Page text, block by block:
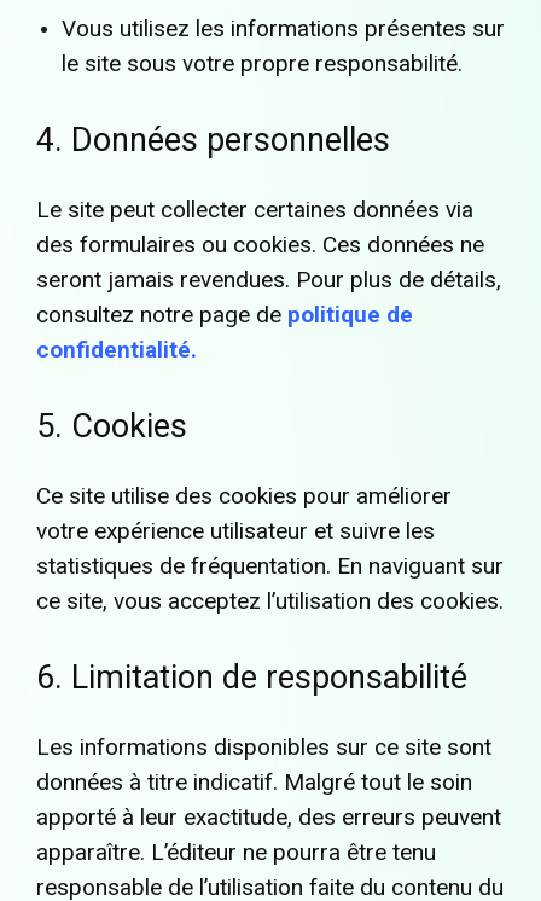
Vous utilisez les informations présentes sur
le site sous votre propre responsabilité.
4. Données personnelles
Le site peut collecter certaines données via
des formulaires ou cookies. Ces données ne
seront jamais revendues. Pour plus de détails,
consultez notre page de politique de
confidentialité.
5. Cookies
Ce site utilise des cookies pour améliorer
votre expérience utilisateur et suivre les
statistiques de fréquentation. En naviguant sur
ce site, vous acceptez l’utilisation des cookies.
6. Limitation de responsabilité
Les informations disponibles sur ce site sont
données à titre indicatif. Malgré tout le soin
apporté à leur exactitude, des erreurs peuvent
apparaître. L’éditeur ne pourra être tenu
responsable de l’utilisation faite du contenu du